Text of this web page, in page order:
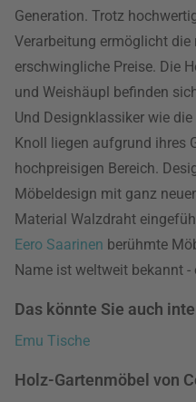
Generation. Trotz
Verarbeitung ermöglicht die
erschwingliche Preise. Die
und Weishäupl befinden
Und Designklassiker wie
Knoll liegen aufgrund ihres
hochpreisigen Bereich.
Möbeldesign mit ganz
Material Walzdraht
Eero Saarinen berühmte
Name ist weltweit bekannt -
Das könnte Sie auch
Emu Tische
Holz-Gartenmöbel von